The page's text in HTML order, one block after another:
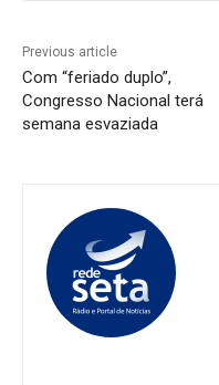
Previous article
Com “feriado duplo”,
Congresso Nacional terá
semana esvaziada